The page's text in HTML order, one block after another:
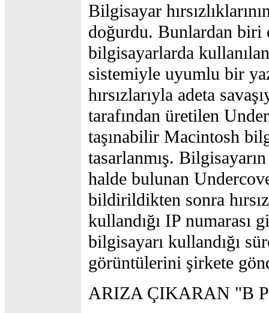
Bilgisayar
doğurdu. Bunlardan biri
bilgisayarlarda
sistemiyle uyumlu bir
hırsızlarıyla adeta
tarafından üretilen
taşınabilir Macintosh
tasarlanmış.
halde bulunan
bildirildikten sonra
kullandığı IP numarası
bilgisayarı kullandığı
görüntülerini şirkete
ARIZA ÇIKARAN "B